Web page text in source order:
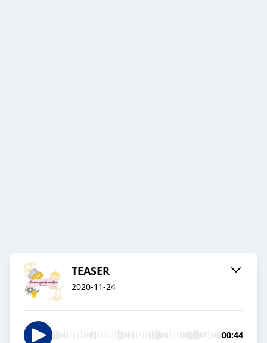
TEASER
2020-11-24
00:44